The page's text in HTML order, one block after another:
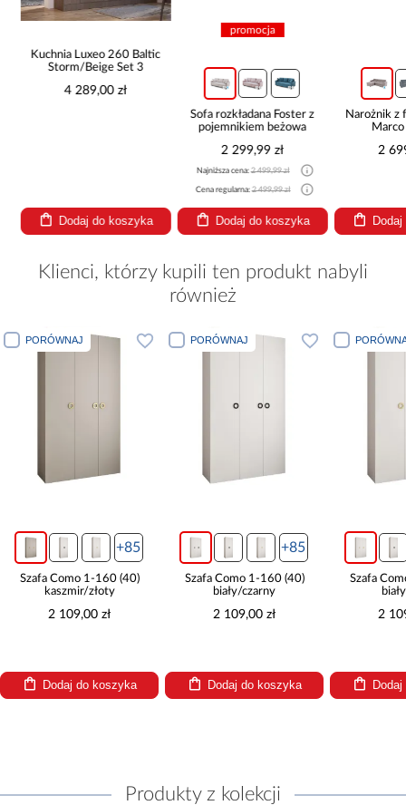
Kuchnia Luxeo 260 Baltic
Storm/Beige Set 3
4 289,00 zł
Dodaj do koszyka
promocja
Sofa rozkładana Foster z
pojemnikiem beżowa
2 299,99 zł
Najniższa cena:2 499,99 zł
Cena regularna:2 499,99 zł
Dodaj do koszyka
Narożnik z
2
Klienci, którzy kupili ten produkt nabyli
również
PORÓWNAJ
+85
Szafa Como 1-160 (40)
kaszmir/złoty
2 109,00 zł
Dodaj do koszyka
PORÓWNAJ
+85
Szafa Como 1-160 (40)
biały/czarny
2 109,00 zł
Dodaj do koszyka
Szafa
2
Produkty z kolekcji